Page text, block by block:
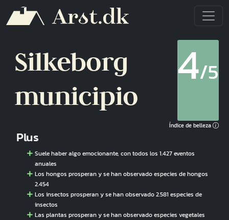
Silkeborg
municipio
4/5
Índice de belleza
Plus
Suele haber algo emocionante, con todos los 1.427 eventos
anuales
Los hongos prosperan y se han observado especies de hongos
2.454
Los insectos prosperan y se han observado 2.581 especies de
insectos
Las plantas prosperan y se han observado especies vegetales